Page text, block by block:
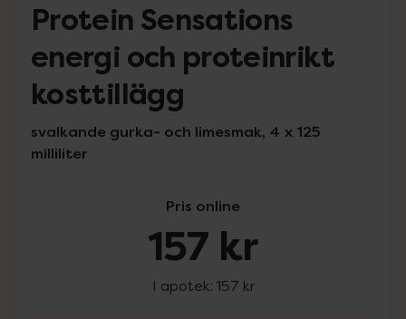
Protein Sensations
energi och proteinrikt
kosttillägg
svalkande gurka- och limesmak, 4 x 125
milliliter
Pris online
157 kr
I apotek: 157 kr